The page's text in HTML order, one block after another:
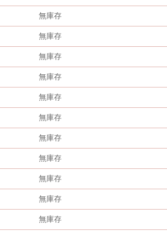
無庫存
無庫存
無庫存
無庫存
無庫存
無庫存
無庫存
無庫存
無庫存
無庫存
無庫存